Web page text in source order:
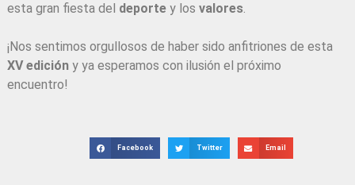
esta gran fiesta del deporte y los valores.
¡Nos sentimos orgullosos de haber sido anfitriones de esta
XV edición y ya esperamos con ilusión el próximo
encuentro!
Facebook Twitter Email